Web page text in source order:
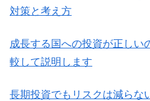
対策と考え方
成長する国への投資が正しい
較して説明します
長期投資でもリスクは減らな